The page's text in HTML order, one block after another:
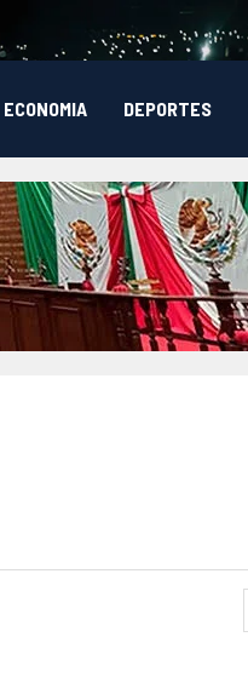
ECONOMIA DEPORTES